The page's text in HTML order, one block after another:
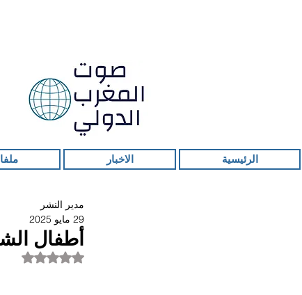
الرئيسية الاخبار
أطفال
مدير النشر
29 مايو 2025
تم التقييم بـ